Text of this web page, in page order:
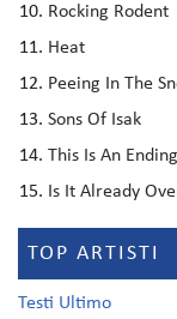
Rocking Rodent
Heat
Peeing In The
Sons Of Isak
This Is An Ending
Is It Already
TOP ARTISTI
Testi Ultimo